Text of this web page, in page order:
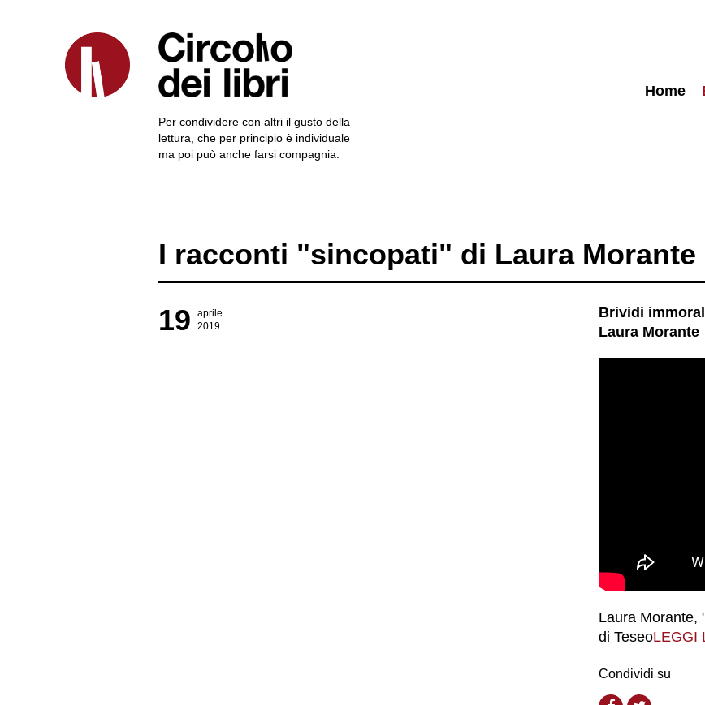
Home
Per condividere con altri il gusto della
lettura, che per principio è individuale
ma poi può anche farsi compagnia.
I racconti "sincopati" di Laura Morante
19
aprile
2019
Brividi
Laura Morante
Laura Morante,
di TeseoLEGGI
Condividi su